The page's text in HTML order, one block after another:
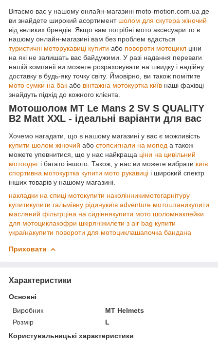
Вітаємо вас у нашому онлайн-магазині moto-motion.com.ua де
ви знайдете широкий асортимент шолом для скутера жіночий
від великих брендів. Якщо вам потрібні мото аксесуари то в
нашому онлайн-магазині вам без проблем вдасться
туристичні моторукавиці купити або повороти мотоцикл ціни
на які не залишать вас байдужими. У разі надання переваги
нашій компанії ви можете розраховувати на швидку і надійну
доставку в будь-яку точку світу. Ймовірно, ви також помітите
мото сумки на бак або вінтажна мотокуртка київ наші фахівці
знайдуть підхід до кожного клієнта.
Мотошолом MT Le Mans 2 SV S QUALITY
B2 Matt XXL - ідеальні варіанти для вас
Хочемо нагадати, що в нашому магазині у вас є можливість
купити шолом жіночий або стопсигнали на мопед а також
можете упевнитися, що у нас найкраща ціни на цивільний
мотоодяг і багато іншого. Також, у нас ви можете вибрати київ
спортивна мотокуртка купити мото рукавиці і широкий спектр
інших товарів у нашому магазині.
накладки на спиці мотокупити наколінникимотогарнітуру
купитикупити гальмівну рідинукиїв adventure мотоштаникупити
масляний фільтрціна на сидіннякупити мото шоломнаклейки
для мотоциклакофри шкіряніжилети з air bag купити
українакупити повороти для мотоциклашапочка бандана
Приховати
Характеристики
Основні
Виробник
MT Helmets
Розмір
L
Користувальницькі характеристики